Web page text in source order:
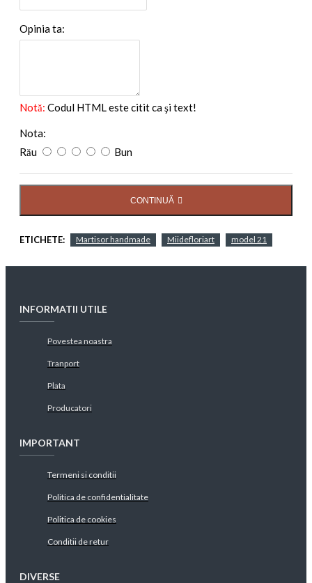
Opinia ta:
Notă: Codul HTML este citit ca şi text!
Nota:
Rău
Bun
CONTINUĂ
ETICHETE: Martisor handmade Miidefloriart model 21
INFORMATII UTILE
Povestea noastra
Tranport
Plata
Producatori
IMPORTANT
Termeni si conditii
Politica de confidentialitate
Politica de cookies
Conditii de retur
DIVERSE